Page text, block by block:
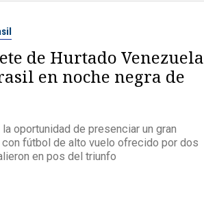
de Hurtado Venezuela
en noche negra de
oportunidad de presenciar un gran
fútbol de alto vuelo ofrecido por dos
en pos del triunfo